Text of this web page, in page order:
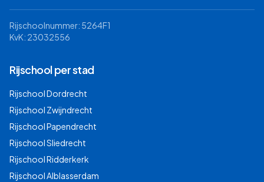
Rijschoolnummer: 5264F1
KvK: 23032556
Rijschool per stad
RijschoolDordrecht
Rijschool Zwijndrecht
RijschoolPapendrecht
RijschoolSliedrecht
RijschoolRidderkerk
RijschoolAlblasserdam